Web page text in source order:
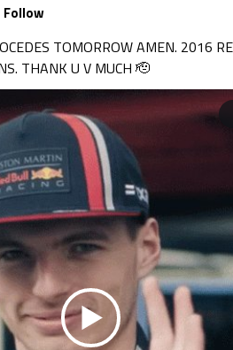
Follow
TOMORROW AMEN. 2016
THANK U V MUCH 🫡